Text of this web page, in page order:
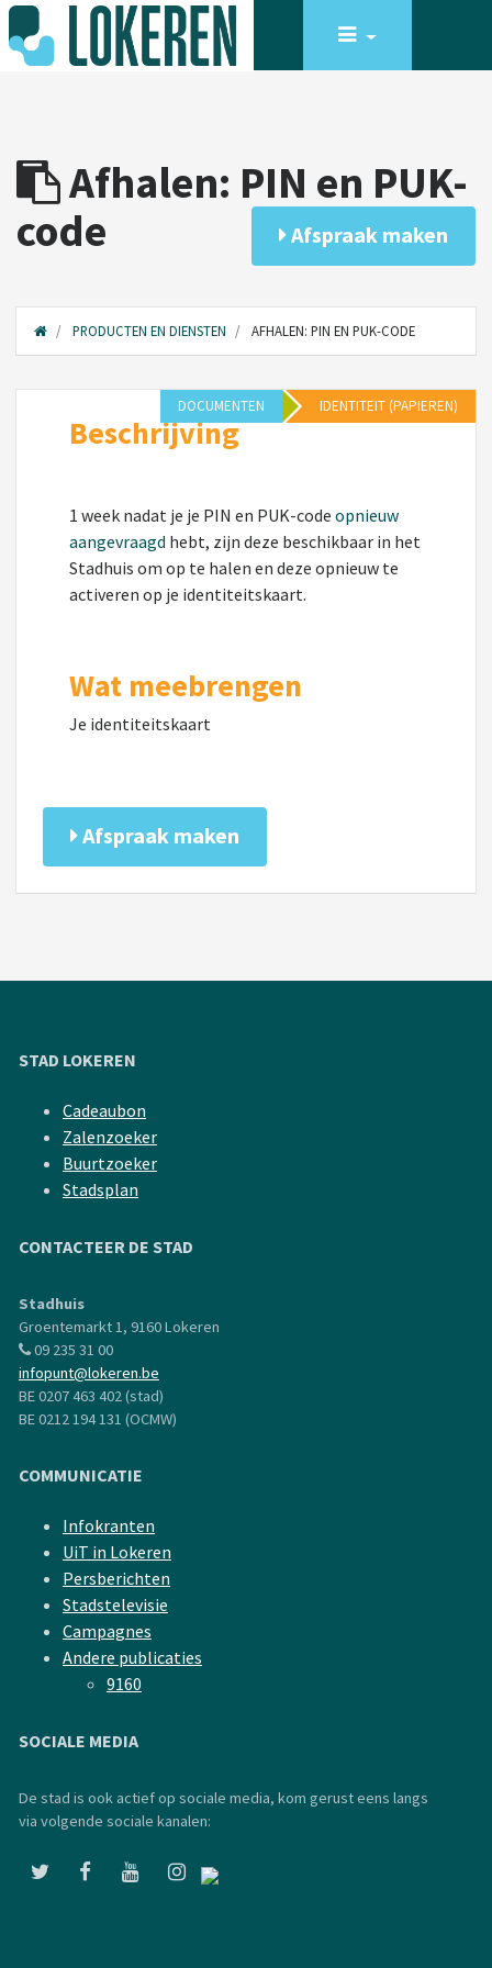
Afhalen: PIN en PUK-
code
Afspraak maken
PRODUCTEN EN DIENSTEN AFHALEN: PIN EN PUK-CODE
DOCUMENTEN IDENTITEIT (PAPIEREN)
Beschrijving
1 week nadat je je PIN en PUK-code opnieuw
aangevraagd hebt, zijn deze beschikbaar in het
Stadhuis om op te halen en deze opnieuw te
activeren op je identiteitskaart.
Wat meebrengen
Je identiteitskaart
Afspraak maken
STAD LOKEREN
Cadeaubon
Zalenzoeker
Buurtzoeker
Stadsplan
CONTACTEER DE STAD
Stadhuis
Groentemarkt 1, 9160 Lokeren
09 235 31 00
infopunt@lokeren.be
BE 0207 463 402 (stad)
BE 0212 194 131 (OCMW)
COMMUNICATIE
Infokranten
UiT in Lokeren
Persberichten
Stadstelevisie
Campagnes
Andere publicaties
9160
SOCIALE MEDIA
De stad is ook actief op sociale media, kom gerust eens langs
via volgende sociale kanalen: